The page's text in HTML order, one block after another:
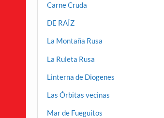
Carne Cruda
DE RAÍZ
La Montaña Rusa
La Ruleta Rusa
Linterna de Diogenes
Las Órbitas vecinas
Mar de Fueguitos